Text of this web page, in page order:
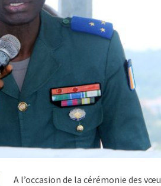
A l’occasion de la cérémonie des